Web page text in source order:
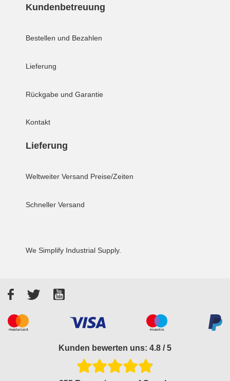
Kundenbetreuung
Bestellen und Bezahlen
Lieferung
Rückgabe und Garantie
Kontakt
Lieferung
Weltweiter Versand Preise/Zeiten
Schneller Versand
We Simplify Industrial Supply.
FacebookTwitterYouTube
Kunden bewerten uns: 4.8 / 5